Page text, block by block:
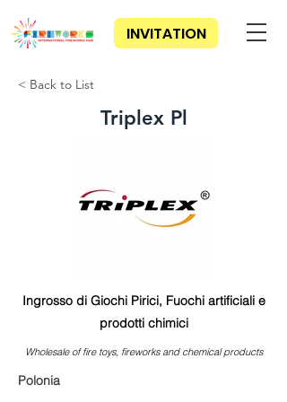
INVITATION
< Back to List
Triplex Pl
Ingrosso di Giochi Pirici, Fuochi artificiali e
prodotti chimici
Wholesale of fire toys, fireworks and chemical products
Polonia